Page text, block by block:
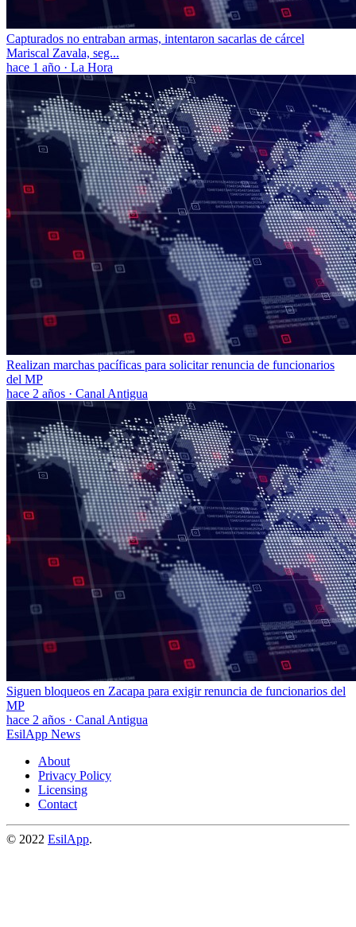
Capturados no entraban armas, intentaron sacarlas de cárcel
Mariscal Zavala, seg...
hace 1 año · La Hora
Realizan marchas pacíficas para solicitar renuncia de funcionarios
del MP
hace 2 años · Canal Antigua
Siguen bloqueos en Zacapa para exigir renuncia de funcionarios del
MP
hace 2 años · Canal Antigua
EsilApp News
About
Privacy Policy
Licensing
Contact
© 2022 EsilApp.